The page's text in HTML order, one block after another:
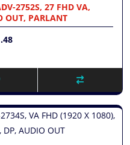
2752S, 27 FHD VA,
OUT, PARLANT